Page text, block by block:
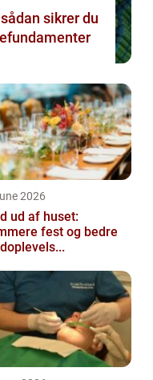
sikrer du
2026
ud af huset:
fest og bedre